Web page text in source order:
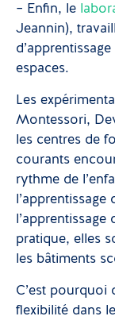
– Enfin, le
Jeannin),
espaces.
Les
Montessori,
les centres de
courants
rythme de
pratique, elles
les bâtiments
C’est pourquoi
flexibilité dans